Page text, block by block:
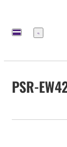
Menu
PSR-